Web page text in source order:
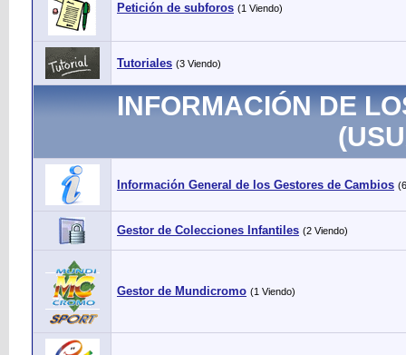
Petición de subforos (1 Viendo)
Tutoriales (3 Viendo)
INFORMACIÓN DE
Información General de los Gestores de Cambios
Gestor de Colecciones Infantiles (2 Viendo)
Gestor de Mundicromo (1 Viendo)